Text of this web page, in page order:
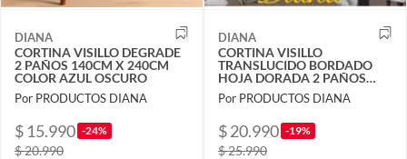
DIANA
CORTINA VISILLO DEGRADE
2 PAÑOS 140CM X 240CM
COLOR AZUL OSCURO
Por PRODUCTOS DIANA
$ 15.990 -24%
$ 20.990
DIANA
CORTINA VISILLO
TRANSLUCIDO BORDADO
HOJA DORADA 2 PAÑOS
140X240CM
Por PRODUCTOS DIANA
$ 20.990 -19%
$ 25.990